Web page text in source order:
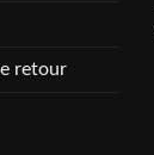
retour